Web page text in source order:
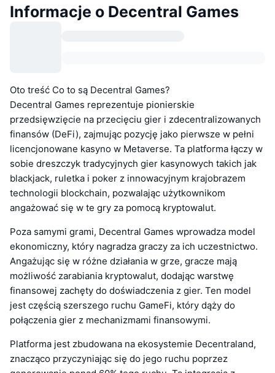
Informacje o Decentral Games
Oto treść Co to są Decentral Games?
Decentral Games reprezentuje pionierskie
przedsięwzięcie na przecięciu gier i zdecentralizowanych
finansów (DeFi), zajmując pozycję jako pierwsze w pełni
licencjonowane kasyno w Metaverse. Ta platforma łączy w
sobie dreszczyk tradycyjnych gier kasynowych takich jak
blackjack, ruletka i poker z innowacyjnym krajobrazem
technologii blockchain, pozwalając użytkownikom
angażować się w te gry za pomocą kryptowalut.
Poza samymi grami, Decentral Games wprowadza model
ekonomiczny, który nagradza graczy za ich uczestnictwo.
Angażując się w różne działania w grze, gracze mają
możliwość zarabiania kryptowalut, dodając warstwę
finansowej zachęty do doświadczenia z gier. Ten model
jest częścią szerszego ruchu GameFi, który dąży do
połączenia gier z mechanizmami finansowymi.
Platforma jest zbudowana na ekosystemie Decentraland,
znacząco przyczyniając się do jego ruchu poprzez